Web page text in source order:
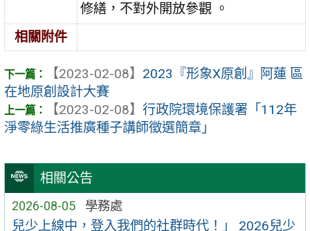
相關公告
2026-08-05 學務處
兒少上線中，登入我們的社群時代！」 2026兒少
修繕，不對外開放參觀 。
相關附件
【2023-02-08】 2023『形象X原創』阿蓮 區
在地原創設計大賽
【2023-02-08】 行政院環境保護署「112年
淨零綠生活推廣種子講師徵選簡章」